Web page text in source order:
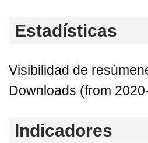
Estadísticas
Visibilidad de
Downloads (from
Indicadores